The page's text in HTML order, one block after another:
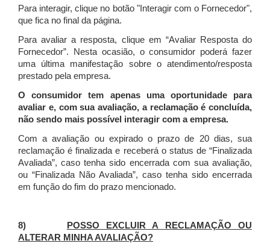
Para interagir, clique no botão "Interagir com o Fornecedor",
que fica no final da página.
Para avaliar a resposta, clique em “Avaliar Resposta do
Fornecedor”. Nesta ocasião, o consumidor poderá fazer
uma última manifestação sobre o atendimento/resposta
prestado pela empresa.
O consumidor tem apenas uma oportunidade para
avaliar e, com sua avaliação, a reclamação é concluída,
não sendo mais possível interagir com a empresa.
Com a avaliação ou expirado o prazo de 20 dias, sua
reclamação é finalizada e receberá o status de “Finalizada
Avaliada”, caso tenha sido encerrada com sua avaliação,
ou “Finalizada Não Avaliada”, caso tenha sido encerrada
em função do fim do prazo mencionado.
8)
POSSO EXCLUIR A RECLAMAÇÃO OU
ALTERAR MINHA AVALIAÇÃO?